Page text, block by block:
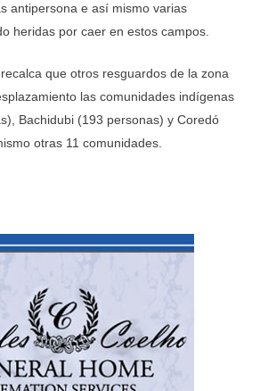
antipersona e así mismo varias
heridas por caer en estos campos.
que otros resguardos de la zona
las comunidades indígenas
Bachidubi (193 personas) y Coredó
otras 11 comunidades.